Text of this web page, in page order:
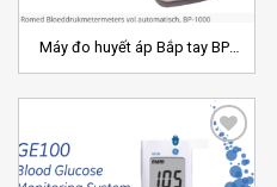
Máy đo huyết áp Bắp tay BP-